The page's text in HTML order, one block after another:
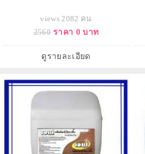
views 2082 คน
2560 ราคา 0 บาท
ดูรายละเอียด